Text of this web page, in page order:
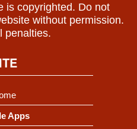
is copyrighted. Do not
without permission.
penalties.
Apps